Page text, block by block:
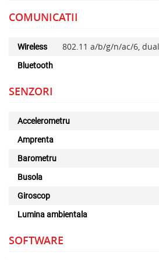
COMUNICATII
Wireless 802.11 a/b/g/n/ac/6,
Bluetooth
SENZORI
Accelerometru
Amprenta
Barometru
Busola
Giroscop
Lumina ambientala
SOFTWARE